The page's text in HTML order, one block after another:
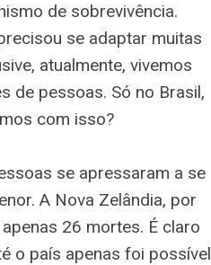
de sobrevivência.
se adaptar muitas
atualmente, vivemos
de pessoas. Só no Brasil,
com isso?
se apressaram a se
A Nova Zelândia, por
26 mortes. É claro
o país apenas foi possível